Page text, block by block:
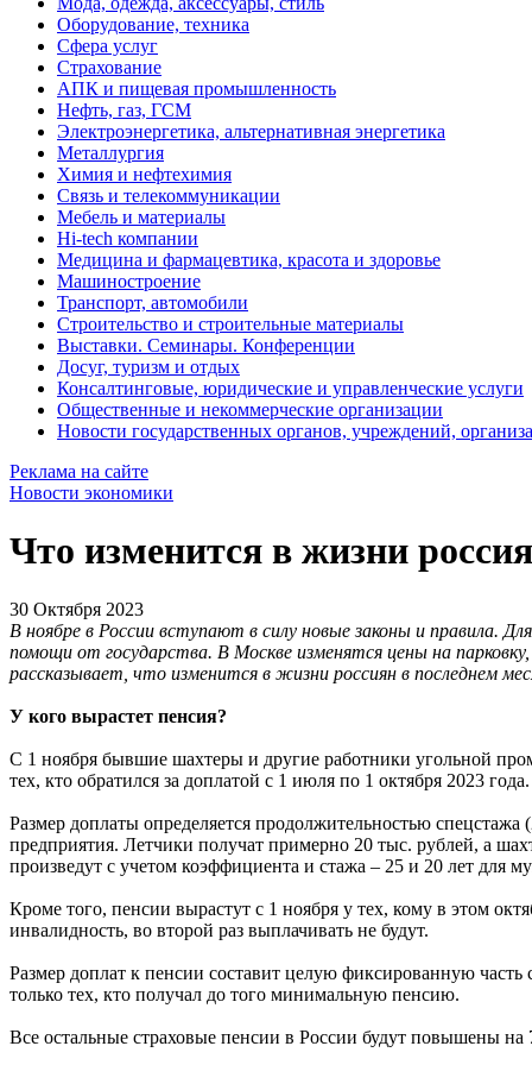
Оборудование, техника
Сфера услуг
Страхование
АПК и пищевая промышленность
Нефть, газ, ГСМ
Электроэнергетика, альтернативная энергетика
Металлургия
Химия и нефтехимия
Связь и телекоммуникации
Мебель и материалы
Hi-tech компании
Медицина и фармацевтика, красота и здоровье
Машиностроение
Транспорт, автомобили
Строительство и строительные материалы
Выставки. Семинары. Конференции
Досуг, туризм и отдых
Консалтинговые, юридические и управленческие услуги
Общественные и некоммерческие организации
Новости государственных органов, учреждений,
Реклама на сайте
Новости экономики
Что изменится в жизни
30 Октября 2023
В ноябре в России вступают в силу новые законы и правила.
помощи от государства. В Москве изменятся цены на
рассказывает, что изменится в жизни россиян в последнем
У кого вырастет пенсия?
С 1 ноября бывшие шахтеры и другие работники угольной
тех, кто обратился за доплатой с 1 июля по 1 октября 2023 года.
Размер доплаты определяется продолжительностью
предприятия. Летчики получат примерно 20 тыс. рублей, а
произведут с учетом коэффициента и стажа – 25 и 20 лет для
Кроме того, пенсии вырастут с 1 ноября у тех, кому в этом
инвалидность, во второй раз выплачивать не будут.
Размер доплат к пенсии составит целую фиксированную часть
только тех, кто получал до того минимальную пенсию.
Все остальные страховые пенсии в России будут повышены на